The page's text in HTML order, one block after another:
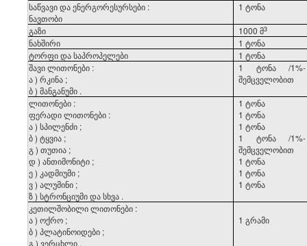
საწვავიდა ენერგორესურსები :
ნავთობი
1ტონა
გაზი 1000 მ​3
ნახშირი 1ტონა
ტორფიდასაპროპელები 1ტონა
შავილითონები :
ა)რკინა ;
ბ)მანგანუმი .
1 ტონა
/1%-
შემცველობით
ლითონები :
ფერადილითონები :
ა)სპილენძი ;
ბ)ტყვია ;
გ)თუთია ;
დ )ანთიმონიტი ;
ე) კადმიუმი ;
ვ)ალუმინი ;
ზ)სტრონციუმიდასხვა .
1ტონა
1ტონა
1ტონა
1
ტონა
/1%-
შემცველობით
1ტონა
1ტონა
1ტონა
კეთილშობილილითონები :
ა)ოქრო ;
ბ)პლატინოიდები ;
გ)ვერცხლი .
1გრამი